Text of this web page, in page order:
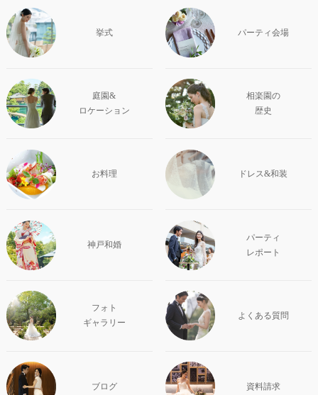
挙式 パーティ会場
庭園&
ロケーション
相楽園の
歴史
お料理 ドレス&和装
神戸和婚
パーティ
レポート
フォト
ギャラリー
よくある質問
ブログ 資料請求